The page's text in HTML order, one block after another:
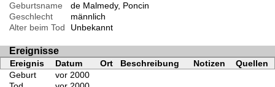
Geburtsname
de Malmedy, Poncin
Geschlecht
männlich
Alter beim Tod
Unbekannt
Ereignisse
Ereignis Datum Ort Beschreibung Notizen
Quellen
Geburt
vor 2000